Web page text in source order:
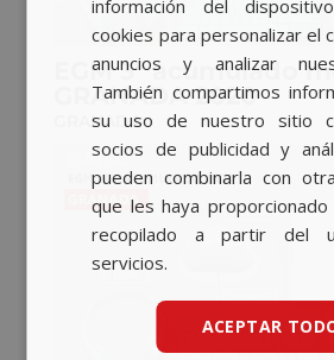
EGM 3º acumulado
GRANADA 2020
GRANADA
información del
cookies para personalizar el
anuncios y analizar
También compartimos
su uso de nuestro sitio
socios de publicidad y
pueden combinarla con
que les haya
recopilado a partir del
servicios.
ACEPTAR